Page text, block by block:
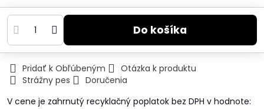
Do košíka
Pridať k Obľúbeným
Otázka k produktu
Strážny pes
Doručenia
V cene je zahrnutý recyklačný poplatok bez DPH v hodnote: